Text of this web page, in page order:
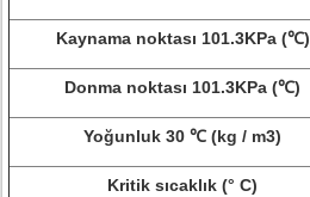
Kaynama noktası 101.3KPa (℃)
Donma noktası 101.3KPa (℃)
Yoğunluk 30 ℃ (kg / m3)
Kritik sıcaklık (° C)